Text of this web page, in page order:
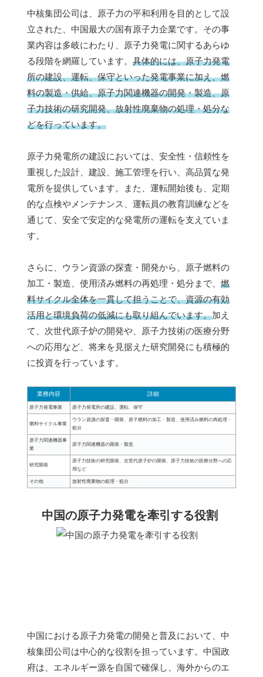
中核集団公司は、原子力の平和利用を目的として設
立された、中国最大の国有原子力企業です。その事
業内容は多岐にわたり、原子力発電に関するあらゆ
る段階を網羅しています。 具体的には、原子力発電
所の建設、運転、保守といった発電事業に加え、燃
料の製造・供給、原子力関連機器の開発・製造、原
子力技術の研究開発、放射性廃棄物の処理・処分な
どを行っています。
原子力発電所の建設においては、安全性・信頼性を
重視した設計、建設、施工管理を行い、高品質な発
電所を提供しています。また、運転開始後も、定期
的な点検やメンテナンス、運転員の教育訓練などを
通じて、安全で安定的な発電所の運転を支えていま
す。
さらに、ウラン資源の探査・開発から、原子燃料の
加工・製造、使用済み燃料の再処理・処分まで、 燃
料サイクル全体を一貫して担うことで、資源の有効
活用と環境負荷の低減にも取り組んでいます。加え
て、次世代原子炉の開発や、原子力技術の医療分野
への応用など、将来を見据えた研究開発にも積極的
に投資を行っています。
業務内容 詳細
原子力発電事業 原子力発電所の建設、運転、保守
燃料サイクル事業
ウラン資源の探査・開発、原子燃料の加工・製造、使用済み燃料の再処理・
処分
原子力関連機器事
業
原子力関連機器の開発・製造
研究開発
原子力技術の研究開発、次世代原子炉の開発、原子力技術の医療分野への応
用など
その他 放射性廃棄物の処理・処分
中国の原子力発電を牽引する役割
中国における原子力発電の開発と普及において、中
核集団公司は中心的な役割を担っています。中国政
府は、エネルギー源を自国で確保し、海外からのエ